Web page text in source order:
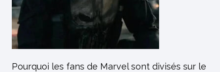
Pourquoi les fans de Marvel sont divisés sur le